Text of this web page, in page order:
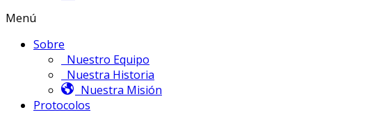
Menú
Sobre
Nuestro Equipo
Nuestra Historia
Nuestra Misión
Protocolos